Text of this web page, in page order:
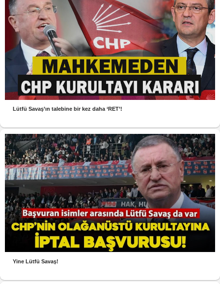
Lütfü Savaş’ın talebine bir kez daha ‘RET’!
Yine Lütfü Savaş!